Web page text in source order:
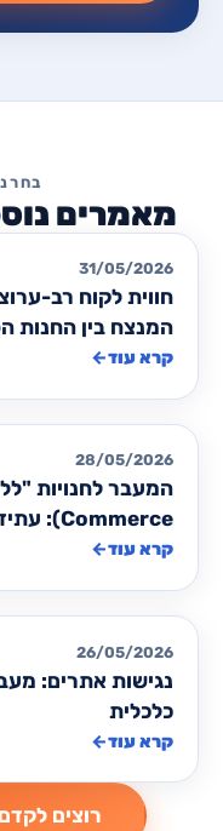
מאמרים לבניית/ שדרוג אתרים
31/05/2026
המנצח בין החנות
קרא עוד←
מאמרים לבניית/ שדרוג אתרים
28/05/2026
Commerce): עתיד האיקומרס
קרא עוד←
מאמרים לבניית/ שדרוג אתרים
26/05/2026
נגישות אתרים:
כלכלית
קרא עוד←